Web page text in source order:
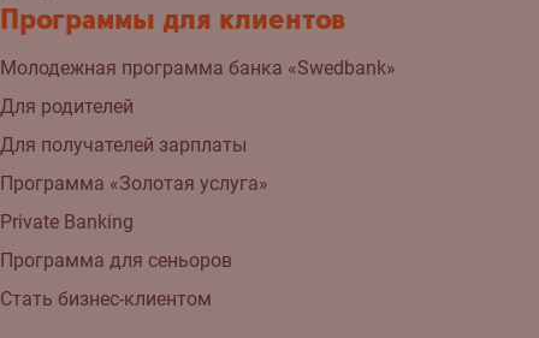
Программы для клиентов
Молодежная программа банка «Swedbank»
Для родителей
Для получателей зарплаты
Программа «Золотая услуга»
Private Banking
Программа для сеньоров
Стать бизнес-клиентом